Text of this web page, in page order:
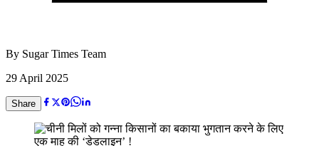
By Sugar Times Team
29 April 2025
Share